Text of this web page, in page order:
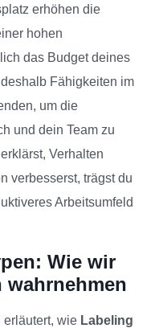
erhöhen die
hohen
das Budget deines
Fähigkeiten im
um die
und dein Team zu
Verhalten
verbesserst, trägst du
Arbeitsumfeld
Wie wir
wahrnehmen
erläutert, wie Labeling